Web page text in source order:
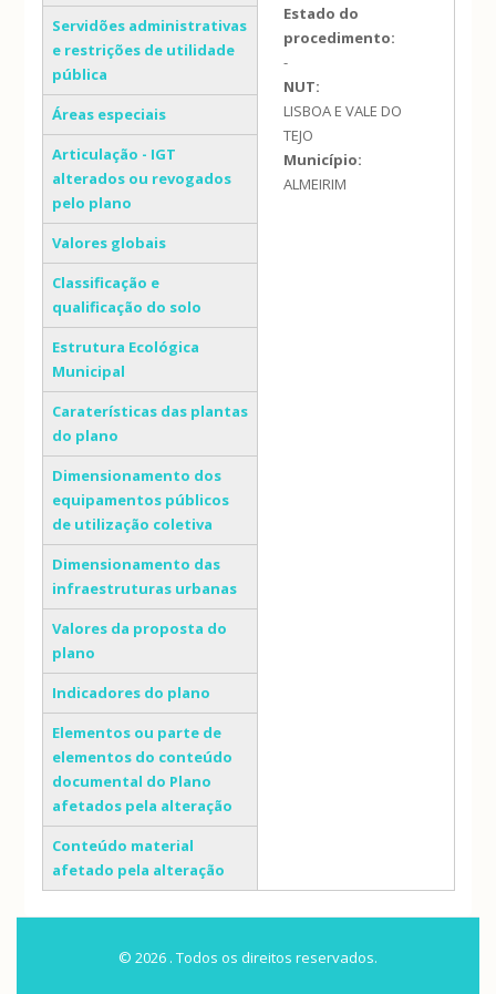
Servidões administrativas
e restrições de utilidade
pública
Áreas especiais
Articulação - IGT
alterados ou revogados
pelo plano
Valores globais
Classificação e
qualificação do solo
Estrutura Ecológica
Municipal
Caraterísticas das plantas
do plano
Dimensionamento dos
equipamentos públicos
de utilização coletiva
Dimensionamento das
infraestruturas urbanas
Valores da proposta do
plano
Indicadores do plano
Elementos ou parte de
elementos do conteúdo
documental do Plano
afetados pela alteração
Conteúdo material
afetado pela alteração
Estado do
procedimento:
-
NUT:
LISBOA E VALE DO
TEJO
Município:
ALMEIRIM
© 2026 . Todos os direitos reservados.